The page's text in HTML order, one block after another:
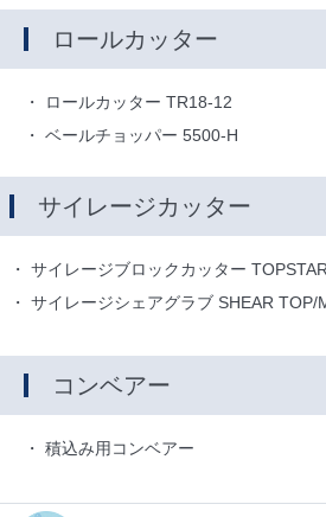
ロールカッター
ロールカッター TR18-12
ベールチョッパー 5500-H
サイレージカッター
サイレージブロックカッター
サイレージシェアグラブ SHEAR TOP/
コンベアー
積込み用コンベアー